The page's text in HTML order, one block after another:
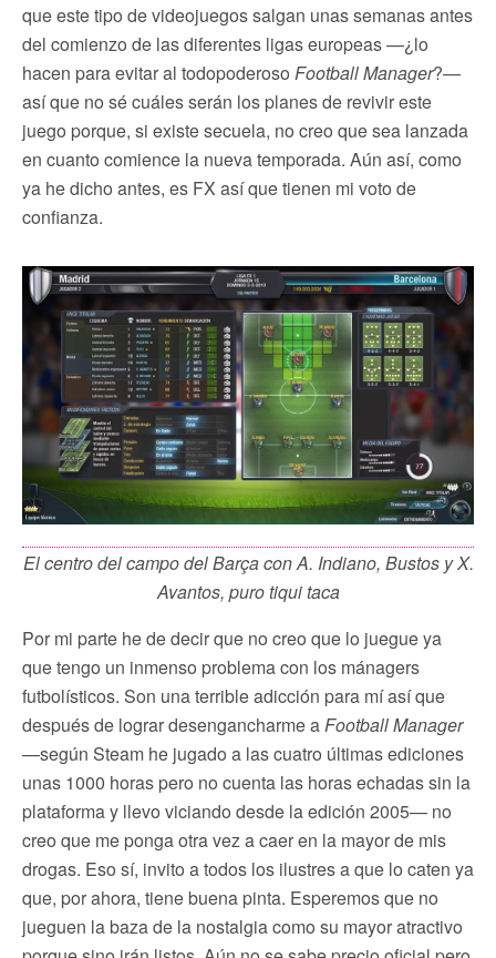
que este tipo de videojuegos salgan unas semanas antes
del comienzo de las diferentes ligas europeas —¿lo
hacen para evitar al todopoderoso Football Manager?—
así que no sé cuáles serán los planes de revivir este
juego porque, si existe secuela, no creo que sea lanzada
en cuanto comience la nueva temporada. Aún así, como
ya he dicho antes, es FX así que tienen mi voto de
confianza.
El centro del campo del Barça con A. Indiano, Bustos y X.
Avantos, puro tiqui taca
Por mi parte he de decir que no creo que lo juegue ya
que tengo un inmenso problema con los mánagers
futbolísticos. Son una terrible adicción para mí así que
después de lograr desengancharme aFootball Manager
—según Steam he jugado a las cuatro últimas ediciones
unas 1000 horas pero no cuenta las horas echadas sin la
plataforma y llevo viciando desde la edición 2005— no
creo que me ponga otra vez a caer en la mayor de mis
drogas. Eso sí, invito a todos los ilustres a que lo caten ya
que, por ahora, tiene buena pinta. Esperemos que no
jueguen la baza de la nostalgia como su mayor atractivo